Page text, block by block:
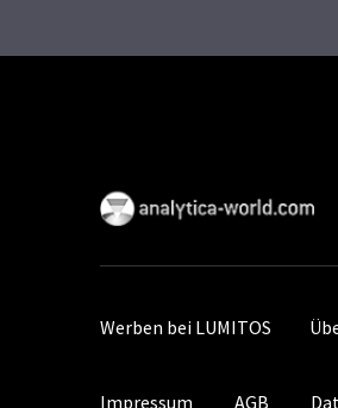
Werben bei LUMITOS
Impressum AGB